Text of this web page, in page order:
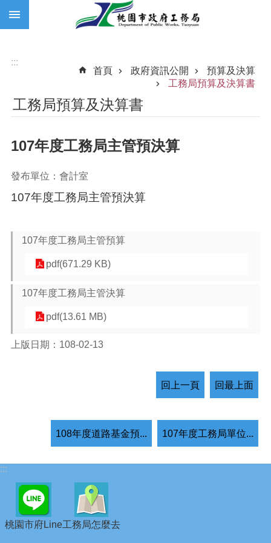
跳到主要內容區塊
:::
首頁
政府資訊公開
預算及決算
工務局預算及決算書
工務局預算及決算書
107年度工務局主管預決算
發布單位：會計室
107年度工務局主管預決算
107年度工務局主管預算
pdf(671.29 KB)
107年度工務局主管決算
pdf(13.61 MB)
上版日期：108-02-13
回上一頁 回最上面
108年度道路基金預... 107年度工務局單位...
:::
桃園市府Line工務局怎麼去